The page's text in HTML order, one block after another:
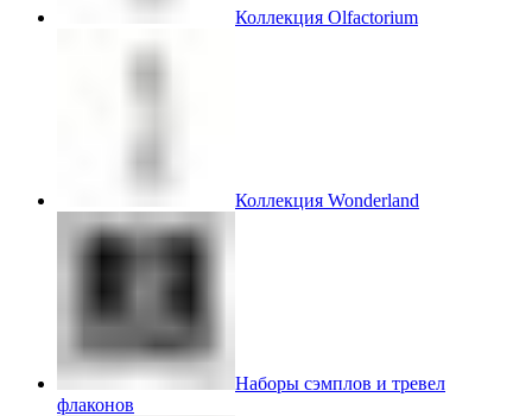
Коллекция Olfactorium
Коллекция Wonderland
Наборы сэмплов и тревел
флаконов